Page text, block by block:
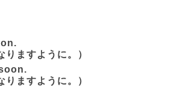
りますように。）
りますように。）